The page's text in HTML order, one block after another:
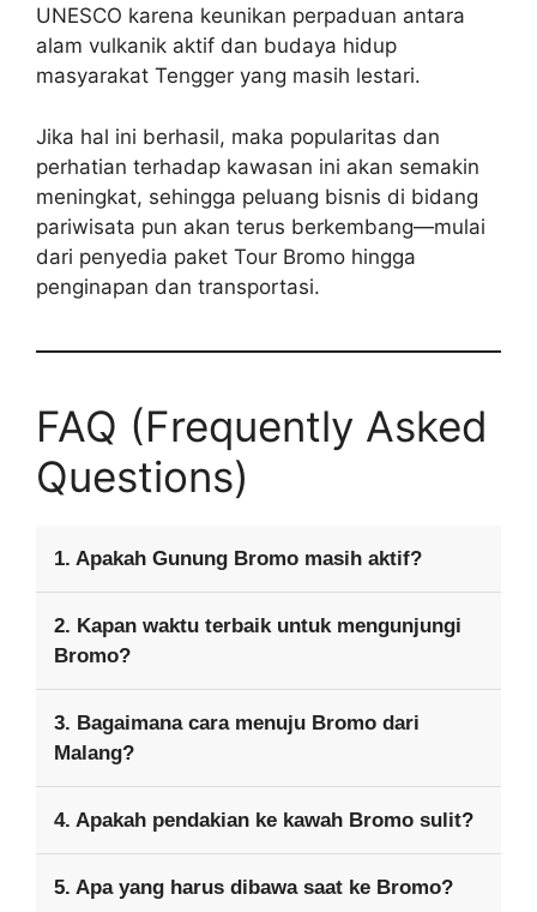
UNESCO karena keunikan perpaduan antara
alam vulkanik aktif dan budaya hidup
masyarakat Tengger yang masih lestari.
Jika hal ini berhasil, maka popularitas dan
perhatian terhadap kawasan ini akan semakin
meningkat, sehingga peluang bisnis di bidang
pariwisata pun akan terus berkembang—mulai
dari penyedia paket Tour Bromo hingga
penginapan dan transportasi.
FAQ (Frequently Asked
Questions)
1. Apakah Gunung Bromo masih aktif?
2. Kapan waktu terbaik untuk mengunjungi
Bromo?
3. Bagaimana cara menuju Bromo dari
Malang?
4. Apakah pendakian ke kawah Bromo sulit?
5. Apa yang harus dibawa saat ke Bromo?